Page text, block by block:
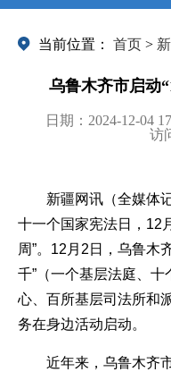
当前位置： 首页 >
乌鲁木齐市启动
日期：2024-12-04
访
新疆网讯（全媒体
十一个国家宪法日，12
周”。12月2日，乌鲁木
千”（一个基层法庭、
心、百所基层司法所和
务在身边活动启动。
近年来，乌鲁木齐